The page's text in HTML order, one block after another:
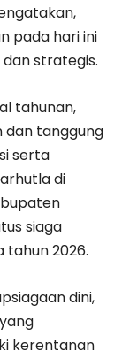
pada hari ini
strategis.
tahunan,
dan tanggung
serta
di
siaga
2026.
dini,
kerentanan